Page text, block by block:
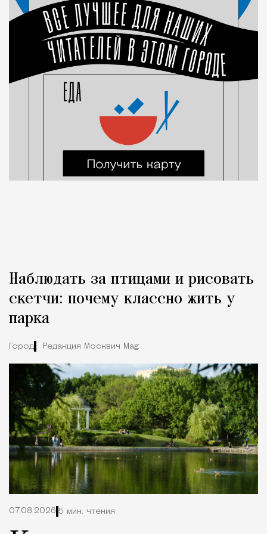
Наблюдать за птицами и рисовать
скетчи: почему классно жить у
парка
Город Редакция Москвич Mag
07.08.2026 5 мин. чтения